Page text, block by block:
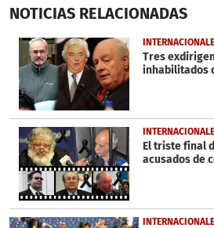
seconds
2
minutes,
31
seconds
NOTICIAS RELACIONADAS
Tres
inhabilitados
El triste final
acusados de